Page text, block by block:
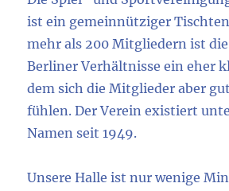
ist ein gemeinnütziger
mehr als 200 Mitgliedern ist die
Berliner Verhältnisse ein eher
dem sich die Mitglieder aber
fühlen. Der Verein existiert
Namen seit 1949.
Unsere Halle ist nur wenige